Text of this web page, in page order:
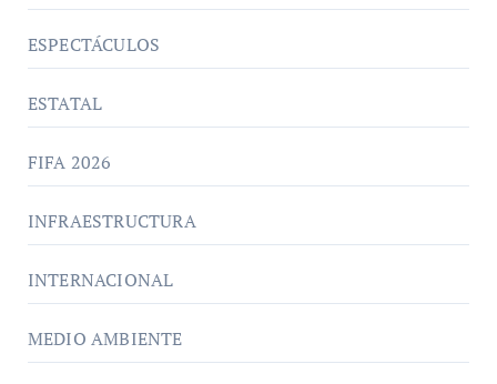
ESPECTÁCULOS
ESTATAL
FIFA 2026
INFRAESTRUCTURA
INTERNACIONAL
MEDIO AMBIENTE